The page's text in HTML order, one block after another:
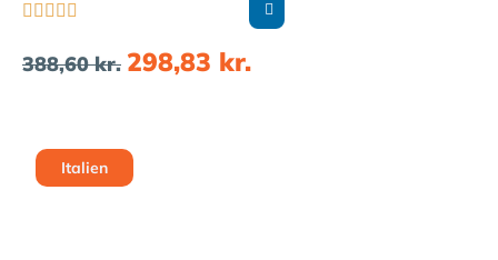
    
388,60kr. 298,83 kr.
Italien